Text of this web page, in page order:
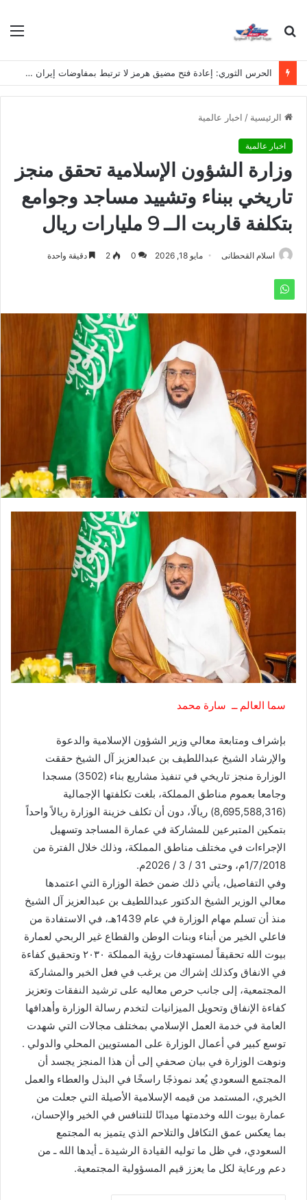
بحث
الحرس الثوري: إعادة فتح مضيق هرمز لا ترتبط بمفاوضات إيران وسلطنة عُمان
الرئيسية / اخبار عالمية
اخبار عالمية
وزارة الشؤون الإسلامية تحقق منجز
تاريخي ببناء وتشييد مساجد وجوامع
بتكلفة قاربت الــ 9 مليارات ريال
اسلام القحطانى مايو 18, 2026 0
2 دقيقة واحدة
سما العالم ــ سارة محمد
​بإشراف ومتابعة معالي وزير الشؤون الإسلامية والدعوة
والإرشاد الشيخ عبداللطيف بن عبدالعزيز آل الشيخ حققت
الوزارة منجز تاريخي في تنفيذ مشاريع بناء (3502) مسجدا
وجامعا بعموم مناطق المملكة، بلغت تكلفتها الإجمالية
(8,695,588,316) ريالًا، دون أن تكلف خزينة الوزارة ريالاً واحداً
بتمكين المتبرعين للمشاركة في عمارة المساجد وتسهيل
الإجراءات في مختلف مناطق المملكة، وذلك خلال الفترة من
1/7/2018م، وحتى 31 / 3 / 2026م.
وفي التفاصيل، يأتي ذلك ضمن خطة الوزارة التي اعتمدها
معالي الوزير الشيخ الدكتور عبداللطيف بن عبدالعزيز آل الشيخ
منذ أن تسلم مهام الوزارة في عام 1439هـ، في الاستفادة من
فاعلي الخير من أبناء وبنات الوطن والقطاع غير الربحي لعمارة
بيوت الله تحقيقاً لمستهدفات رؤية المملكة ٢٠٣٠ وتحقيق كفاءة
في الانفاق وكذلك إشراك من يرغب في فعل الخير والمشاركة
المجتمعية، إلى جانب حرص معاليه على ترشيد النفقات وتعزيز
كفاءة الإنفاق وتحويل الميزانيات لتخدم رسالة الوزارة وأهدافها
العامة في خدمة العمل الإسلامي بمختلف مجالات التي شهدت
توسع كبير في أعمال الوزارة على المستويين المحلي والدولي .
ونوهت الوزارة في بيان صحفي إلى أن هذا المنجز يجسد أن
المجتمع السعودي يُعد نموذجًا راسخًا في البذل والعطاء والعمل
الخيري، المستمد من قيمه الإسلامية الأصيلة التي جعلت من
عمارة بيوت الله وخدمتها ميدانًا للتنافس في الخير والإحسان،
بما يعكس عمق التكافل والتلاحم الذي يتميز به المجتمع
السعودي، في ظل ما توليه القيادة الرشيدة ـ أيدها الله ـ من
دعم ورعاية لكل ما يعزز قيم المسؤولية المجتمعية.​